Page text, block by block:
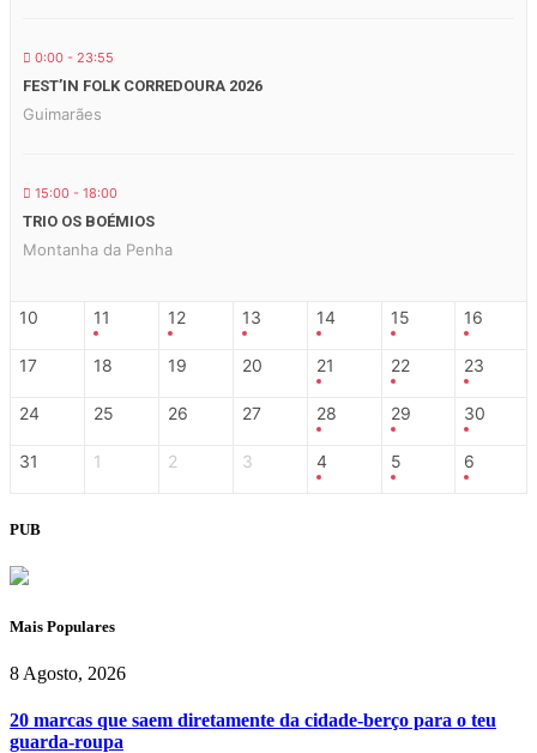
0:00 - 23:55
FEST’IN FOLK CORREDOURA 2026
Guimarães
15:00 - 18:00
TRIO OS BOÉMIOS
Montanha da Penha
10 11 12 13 14 15 16
17 18 19 20 21 22 23
24 25 26 27 28 29 30
31 1 2 3 4 5 6
PUB
Mais Populares
8 Agosto, 2026
20 marcas que saem diretamente da cidade-berço para o teu
guarda-roupa